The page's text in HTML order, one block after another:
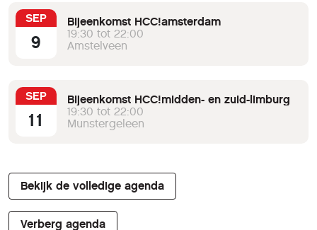
SEP
9
Bijeenkomst HCC!amsterdam
19:30 tot 22:00
Amstelveen
SEP
11
Bijeenkomst HCC!midden- en zuid-limburg
19:30 tot 22:00
Munstergeleen
Bekijk de volledige agenda
Verberg agenda